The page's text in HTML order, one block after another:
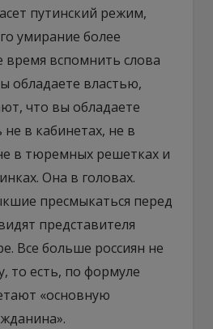
путинский режим,
умирание более
вспомнить слова
обладаете властью,
что вы обладаете
в кабинетах, не в
в тюремных решетках и
Она в головах.
пресмыкаться перед
представителя
Все больше россиян не
то есть, по формуле
«основную